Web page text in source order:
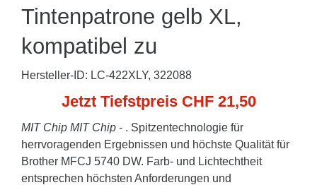
Tintenpatrone gelb XL,
kompatibel zu
Hersteller-ID: LC-422XLY, 322088
Jetzt Tiefstpreis CHF 21,50
MIT Chip MIT Chip - . Spitzentechnologie für
herrvoragenden Ergebnissen und höchste Qualität für
Brother MFCJ 5740 DW. Farb- und Lichtechtheit
entsprechen höchsten Anforderungen und